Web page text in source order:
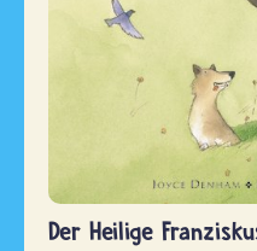
Der Heilige